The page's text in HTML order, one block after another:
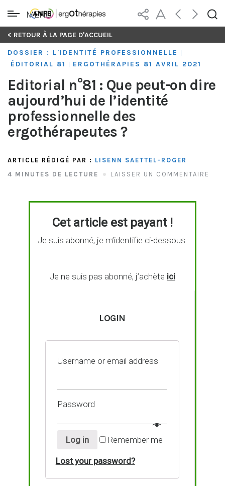
Skip
content
MENU
< RETOUR À LA PAGE D'ACCUEIL
DOSSIER : L'IDENTITÉ PROFESSIONNELLE
ÉDITORIAL 81 ERGOTHÉRAPIES 81 AVRIL 2021
Editorial n°81 : Que peut-on dire
aujourd’hui de l’identité
professionnelle des
ergothérapeutes ?
ARTICLE RÉDIGÉ PAR : LISENN SAETTEL-ROGER
4 MINUTES DE LECTURE
LAISSER UN COMMENTAIRE
Cet article est payant !
Je suis abonné, je m’identifie ci-dessous.
Je ne suis pas abonné, j’achète ici
LOGIN
Username or email address
Password
Log in Remember me
Lost your password?